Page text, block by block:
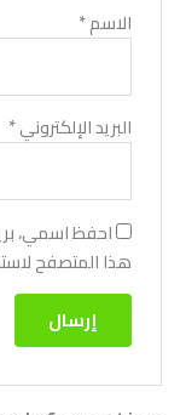
الاسم*
البريد الإلكتروني*
احفظ اسمي،
هذا المتصفح